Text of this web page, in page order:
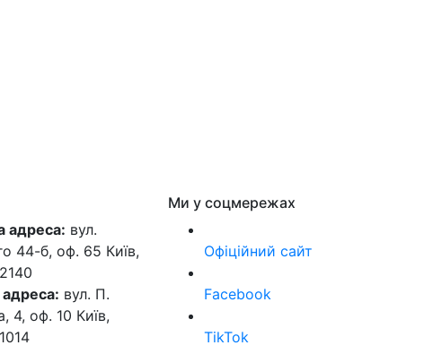
адреса: вул.
44-б, оф. 65 Київ,
вул. П.
4, оф. 10 Київ,
Ми у соцмережах
Офіційний сайт
Facebook
TikTok